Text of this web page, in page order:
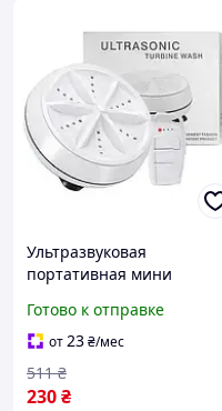
Ультразвуковая
портативная мини
Usltrasonic Turbine Wash
от USB и повербанка
Готово к отправке
от23₴/мес
230₴
511 ₴